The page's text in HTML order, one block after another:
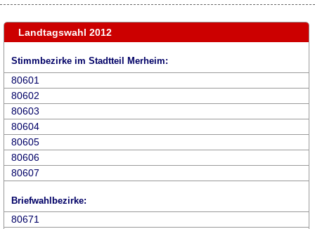
Landtagswahl 2012
Stimmbezirke im Stadtteil Merheim:
80601
80602
80603
80604
80605
80606
80607
Briefwahlbezirke:
80671